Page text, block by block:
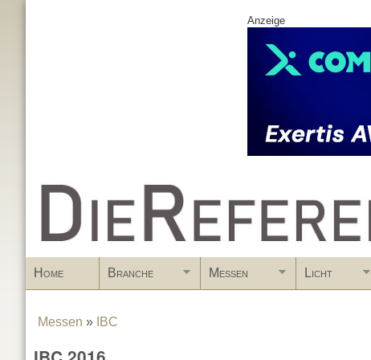
Anzeige
www.DieReferenz.de
Home Branche Messen Licht
You are here
Messen » IBC